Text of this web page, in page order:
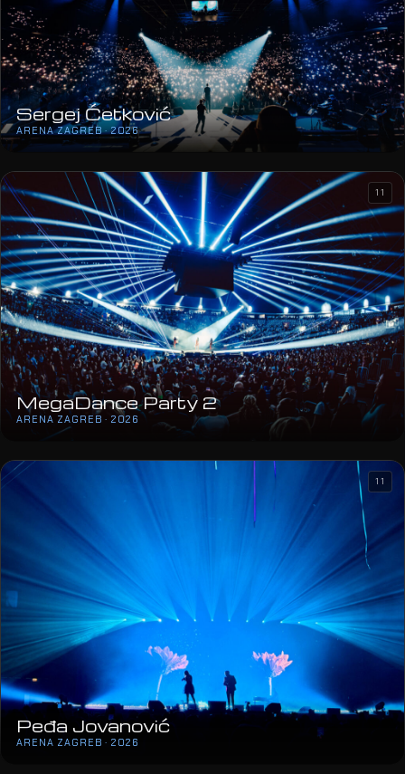
Sergej Ćetković
ARENA ZAGREB · 2026
MegaDance Party 2
ARENA ZAGREB · 2026
11
Peđa Jovanović
ARENA ZAGREB · 2026
11